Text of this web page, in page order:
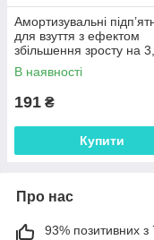
Амортизувальні
для взуття з ефектом
збільшення зросту на
анатомічні вкладиші
пара 29835
В наявності
191 ₴
Купити
Про нас
93% позитивних з